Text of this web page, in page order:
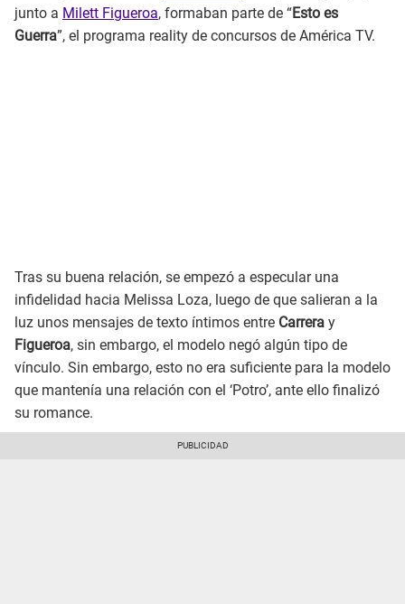
junto a Milett Figueroa, formaban parte de “Esto es
Guerra”, el programa reality de concursos de América TV.
Tras su buena relación, se empezó a especular una
infidelidad hacia Melissa Loza, luego de que salieran a la
luz unos mensajes de texto íntimos entre Carrera y
Figueroa, sin embargo, el modelo negó algún tipo de
vínculo. Sin embargo, esto no era suficiente para la modelo
que mantenía una relación con el ‘Potro’, ante ello finalizó
su romance.